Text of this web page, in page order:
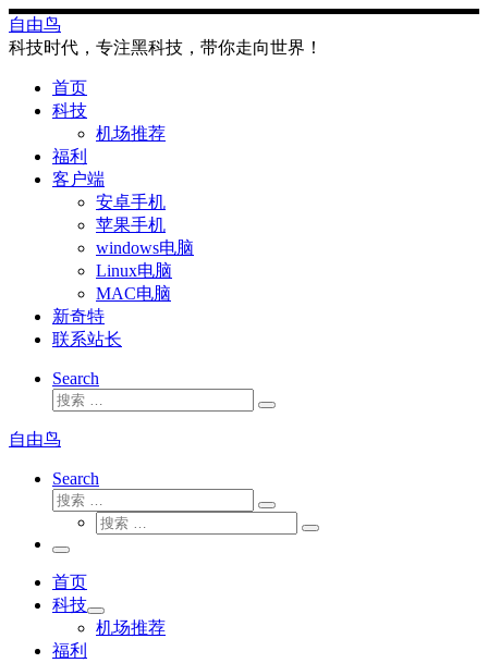
Skip
to
content
自由鸟
科技时代，专注黑科技，带你走向世界！
首页
科技
机场推荐
福利
客户端
安卓手机
苹果手机
windows电脑
Linux电脑
MAC电脑
新奇特
联系站长
Search
搜
搜
自由鸟
Search
搜
搜
索
搜
搜
主
菜
单
首页
科技
机场推荐
福利